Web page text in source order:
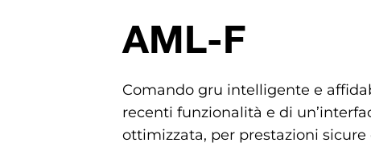
AML-F
Comando gru intelligente e
recenti funzionalità e di
ottimizzata, per prestazioni sicure